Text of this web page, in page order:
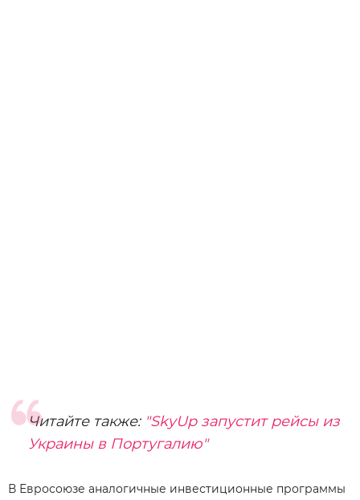
Читайте также: "SkyUp запустит рейсы из
Украины в Португалию"
В Евросоюзе аналогичные инвестиционные программы